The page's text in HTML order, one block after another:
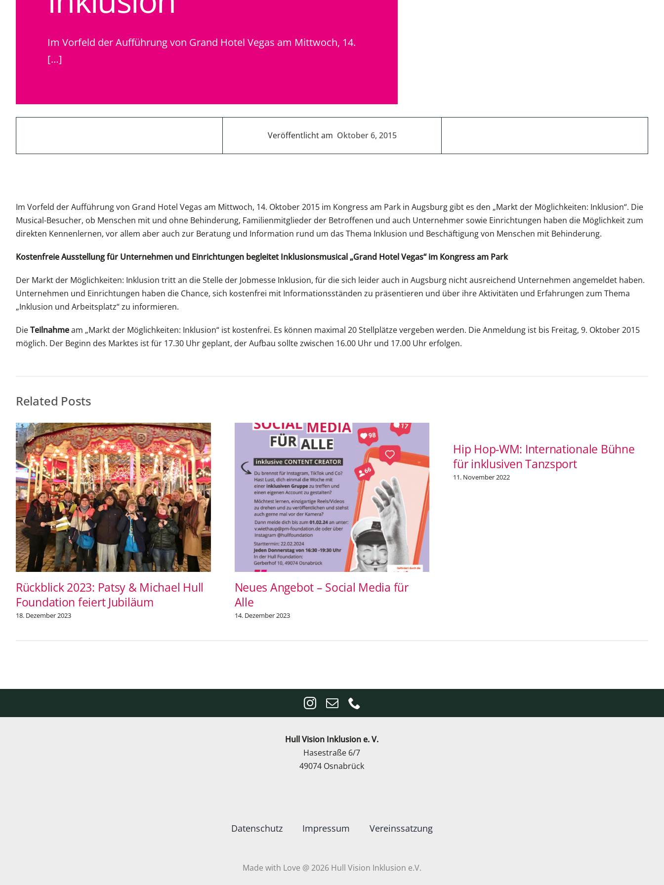
Im Vorfeld der Aufführung von Grand Hotel Vegas am Mittwoch, 14.
[…]
Veröffentlicht am Oktober 6, 2015
Im Vorfeld der Aufführung von Grand Hotel Vegas am Mittwoch, 14. Oktober 2015 im Kongress am Park in Augsburg gibt es den „Markt der Möglichkeiten: Inklusion“. Die
Musical-Besucher, ob Menschen mit und ohne Behinderung, Familienmitglieder der Betroffenen und auch Unternehmer sowie Einrichtungen haben die Möglichkeit zum
direkten Kennenlernen, vor allem aber auch zur Beratung und Information rund um das Thema Inklusion und Beschäftigung von Menschen mit Behinderung.
Kostenfreie Ausstellung für Unternehmen und Einrichtungen begleitet Inklusionsmusical „Grand Hotel Vegas“ im Kongress am Park
Der Markt der Möglichkeiten: Inklusion tritt an die Stelle der Jobmesse Inklusion, für die sich leider auch in Augsburg nicht ausreichend Unternehmen angemeldet haben.
Unternehmen und Einrichtungen haben die Chance, sich kostenfrei mit Informationsständen zu präsentieren und über ihre Aktivitäten und Erfahrungen zum Thema
„Inklusion und Arbeitsplatz“ zu informieren.
DieTeilnahmeam „Markt der Möglichkeiten: Inklusion“ ist kostenfrei. Es können maximal 20 Stellplätze vergeben werden. Die Anmeldung ist bis Freitag, 9. Oktober 2015
möglich. Der Beginn des Marktes ist für 17.30 Uhr geplant, der Aufbau sollte zwischen 16.00 Uhr und 17.00 Uhr erfolgen.
Related Posts
Rückblick 2023: Patsy & Michael Hull
Foundation feiert Jubiläum
18. Dezember 2023
Neues Angebot – Social Media für
Alle
14. Dezember 2023
Hip Hop-WM: Internationale Bühne
für inklusiven Tanzsport
11. November 2022
Hull Vision Inklusion e. V.
Hasestraße 6/7
49074 Osnabrück
Datenschutz Impressum Vereinssatzung
Made with Love @ 2026 Hull Vision Inklusion e.V.